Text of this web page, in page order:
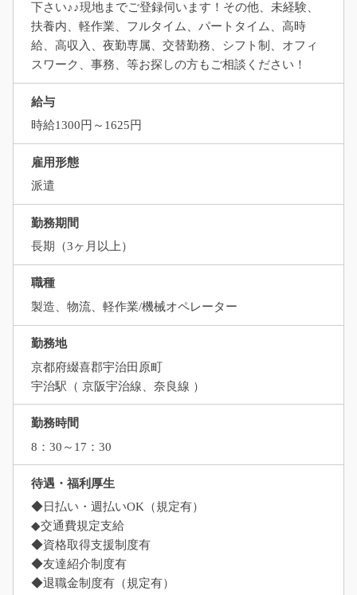
下さい♪♪現地までご登録伺います！その他、未経験、
扶養内、軽作業、フルタイム、パートタイム、高時
給、高収入、夜勤専属、交替勤務、シフト制、オフィ
スワーク、事務、等お探しの方もご相談ください！
給与
時給1300円～1625円
雇用形態
派遣
勤務期間
長期（3ヶ月以上）
職種
製造、物流、軽作業/機械オペレーター
勤務地
京都府綴喜郡宇治田原町
宇治駅（ 京阪宇治線、奈良線 ）
勤務時間
8：30～17：30
待遇・福利厚生
◆日払い・週払いOK（規定有）
◆交通費規定支給
◆資格取得支援制度有
◆友達紹介制度有
◆退職金制度有（規定有）